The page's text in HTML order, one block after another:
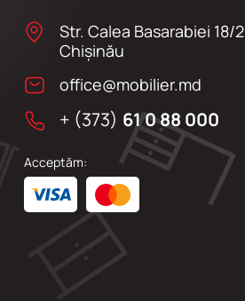
Str. Calea Basarabiei 18/2
Chişinău
office@mobilier.md
+ (373) 61 0 88 000
Acceptăm: